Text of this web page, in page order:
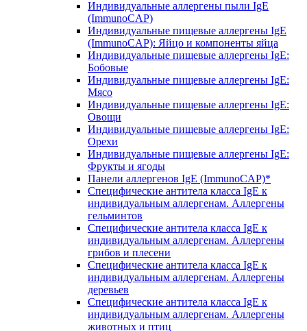
Индивидуальные аллергены пыли IgE
(ImmunoCAP)
Индивидуальные пищевые аллергены IgE
(ImmunoCAP): Яйцо и компоненты яйца
Индивидуальные пищевые аллергены IgE:
Бобовые
Индивидуальные пищевые аллергены IgE:
Мясо
Индивидуальные пищевые аллергены IgE:
Овощи
Индивидуальные пищевые аллергены IgE:
Орехи
Индивидуальные пищевые аллергены IgE:
Фрукты и ягоды
Панели аллергенов IgE (ImmunoCAP)*
Специфические антитела класса IgE к
индивидуальным аллергенам. Аллергены
гельминтов
Специфические антитела класса IgE к
индивидуальным аллергенам. Аллергены
грибов и плесени
Специфические антитела класса IgE к
индивидуальным аллергенам. Аллергены
деревьев
Специфические антитела класса IgE к
индивидуальным аллергенам. Аллергены
животных и птиц